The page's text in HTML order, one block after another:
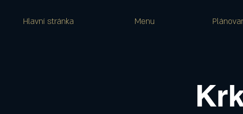
Hlavní stránka Menu